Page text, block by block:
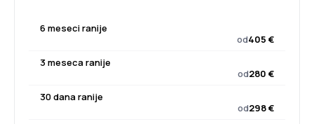
6 meseci ranije
od405 €
3 meseca ranije
od280 €
30 dana ranije
od298 €